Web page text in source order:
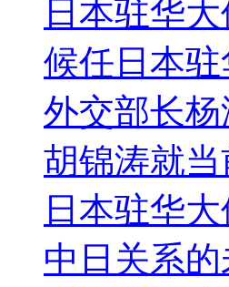
日本驻华
候任日本
外交部长
胡锦涛就
日本驻华
中日关系